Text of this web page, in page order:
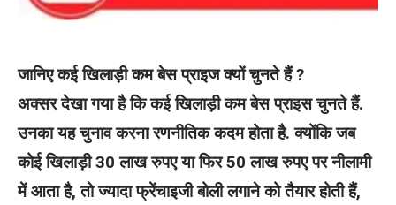
जानिए कई खिलाड़ी कम बेस प्राइज क्यों चुनते हैं ?
अक्सर देखा गया है कि कई खिलाड़ी कम बेस प्राइस चुनते हैं.
उनका यह चुनाव करना रणनीतिक कदम होता है. क्योंकि जब
कोई खिलाड़ी 30 लाख रुपए या फिर 50 लाख रुपए पर नीलामी
में आता है, तो ज्यादा फ्रेंचाइजी बोली लगाने को तैयार होती हैं,